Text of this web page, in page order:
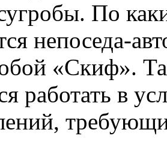
По
непоседа-
«Скиф».
работать в